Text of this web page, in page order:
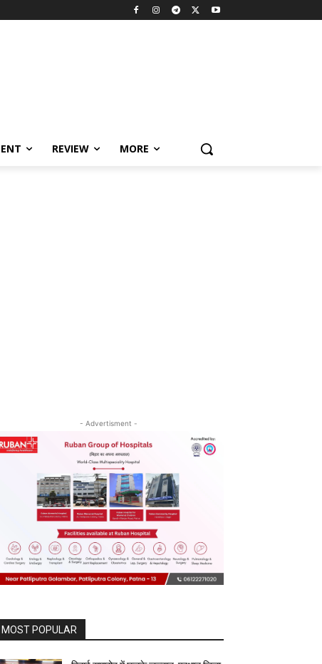
REVIEW MORE
- Advertisment -
MOST POPULAR